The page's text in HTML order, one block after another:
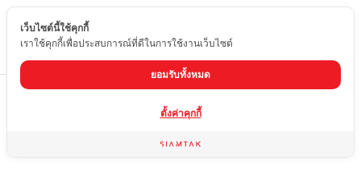
TH
ใบขัดหินอ่อน หินแกรนิต
เว็บไซต์นี้ใช้คุกกี้
เราใช้คุกกี้เพื่อประสบการณ์ที่ดีในการใช้งานเว็บไซต์
ยอมรับทั้งหมด
ตั้งค่าคุกกี้